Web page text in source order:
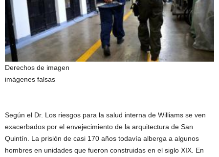
Derechos de imagen
imágenes falsas
Según el Dr. Los riesgos para la salud interna de Williams se ven
exacerbados por el envejecimiento de la arquitectura de San
Quintín. La prisión de casi 170 años todavía alberga a algunos
hombres en unidades que fueron construidas en el siglo XIX. En